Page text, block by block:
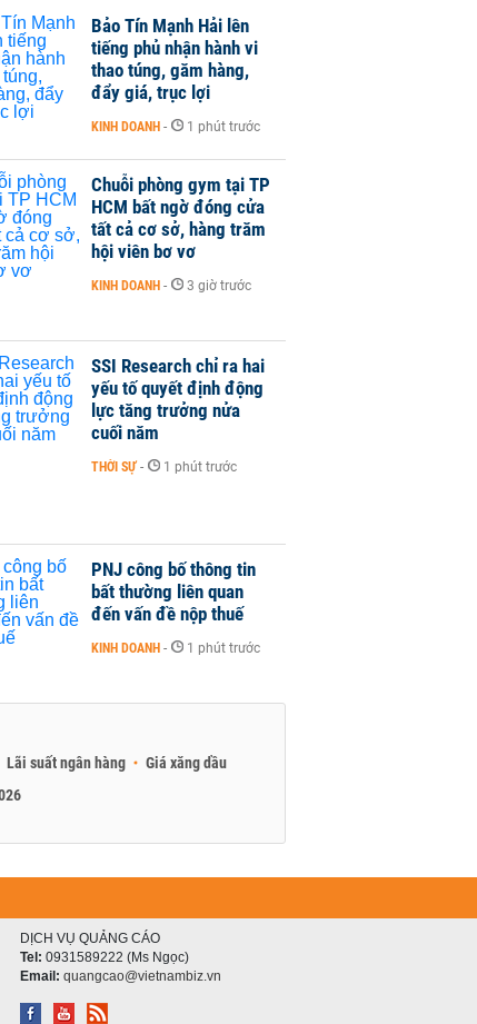
Bảo Tín Mạnh Hải lên
tiếng phủ nhận hành vi
thao túng, găm hàng,
đẩy giá, trục lợi
KINH DOANH - 1 phút trước
Chuỗi phòng gym tại TP
HCM bất ngờ đóng cửa
tất cả cơ sở, hàng trăm
hội viên bơ vơ
KINH DOANH - 3 giờ trước
SSI Research chỉ ra hai
yếu tố quyết định động
lực tăng trưởng nửa
cuối năm
THỜI SỰ - 1 phút trước
PNJ công bố thông tin
bất thường liên quan
đến vấn đề nộp thuế
KINH DOANH - 1 phút trước
Lãi suất ngân hàng
Giá xăng dầu
DỊCH VỤ QUẢNG CÁO
Tel: 0931589222 (Ms Ngọc)
Email: quangcao@vietnambiz.vn